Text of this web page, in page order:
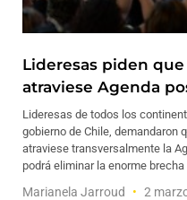
Lideresas piden
atraviese Agenda
Lideresas de todos los
gobierno de Chile, demandaron
atraviese transversalmente la
podrá eliminar la enorme
Marianela Jarroud 2